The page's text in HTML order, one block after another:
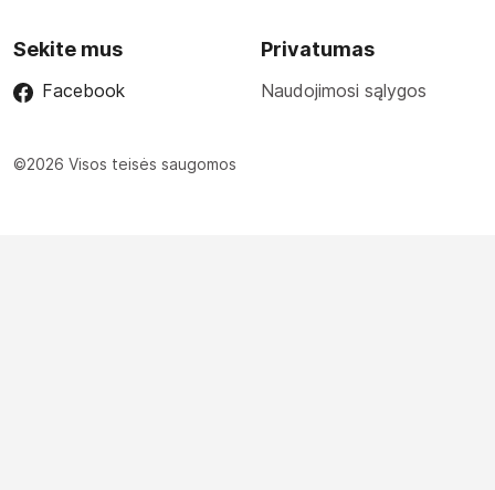
Sekite mus
Facebook
Privatumas
Naudojimosi sąlygos
©2026 Visos teisės saugomos